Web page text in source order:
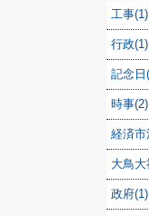
工事(1)
行政(1)
記念日
時事(2)
経済市
大鳥大
政府(1)